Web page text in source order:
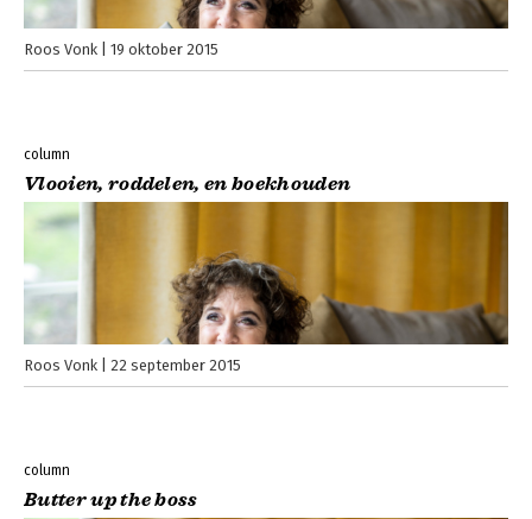
Roos Vonk 19 oktober 2015
column
Vlooien, roddelen, en boekhouden
Roos Vonk 22 september 2015
column
Butter up the boss